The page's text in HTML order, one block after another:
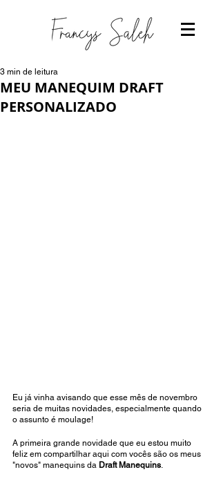
MEU MANEQUIM DRAFT
PERSONALIZADO
3 min de leitura
Eu já vinha avisando que esse mês de novembro
seria de muitas novidades, especialmente quando
o assunto é moulage!
A primeira grande novidade que eu estou muito
feliz em compartilhar aqui com vocês são os meus
"novos" manequins da Draft Manequins.